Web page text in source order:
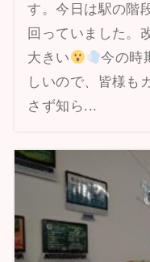
す。今日は駅の階
回っていました。
大きい
今の時
しいので、皆様も
さず知ら...